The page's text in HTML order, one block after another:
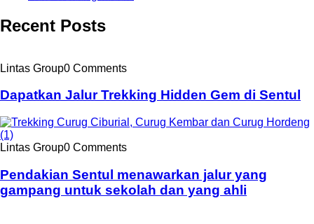
Recent Posts
Lintas Group0 Comments
Dapatkan Jalur Trekking Hidden Gem di Sentul
Lintas Group0 Comments
Pendakian Sentul menawarkan jalur yang
gampang untuk sekolah dan yang ahli